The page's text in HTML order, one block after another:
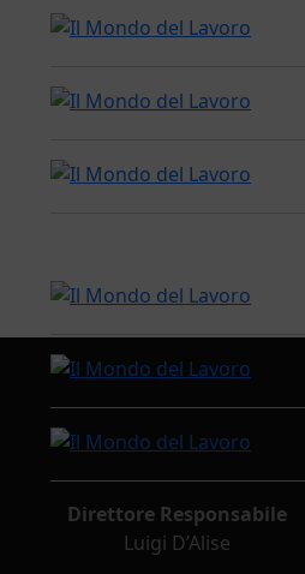
Direttore Responsabile
Luigi D’Alise